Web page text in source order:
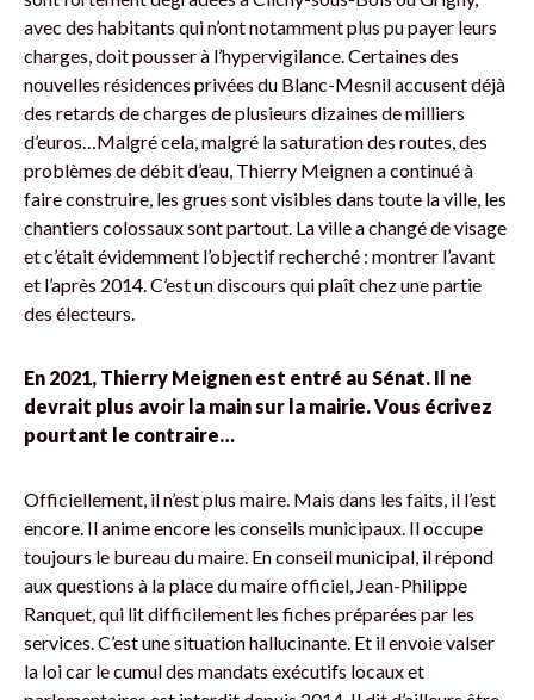
avec des habitants qui n’ont notamment plus pu payer leurs
charges, doit pousser à l’hypervigilance. Certaines des
nouvelles résidences privées du Blanc-Mesnil accusent déjà
des retards de charges de plusieurs dizaines de milliers
d’euros…Malgré cela, malgré la saturation des routes, des
problèmes de débit d’eau, Thierry Meignen a continué à
faire construire, les grues sont visibles dans toute la ville, les
chantiers colossaux sont partout. La ville a changé de visage
et c’était évidemment l’objectif recherché : montrer l’avant
et l’après 2014. C’est un discours qui plaît chez une partie
des électeurs.
En 2021, Thierry Meignen est entré au Sénat. Il ne
devrait plus avoir la main sur la mairie. Vous écrivez
pourtant le contraire…
Officiellement, il n’est plus maire. Mais dans les faits, il l’est
encore. Il anime encore les conseils municipaux. Il occupe
toujours le bureau du maire. En conseil municipal, il répond
aux questions à la place du maire officiel, Jean-Philippe
Ranquet, qui lit difficilement les fiches préparées par les
services. C’est une situation hallucinante. Et il envoie valser
la loi car le cumul des mandats exécutifs locaux et